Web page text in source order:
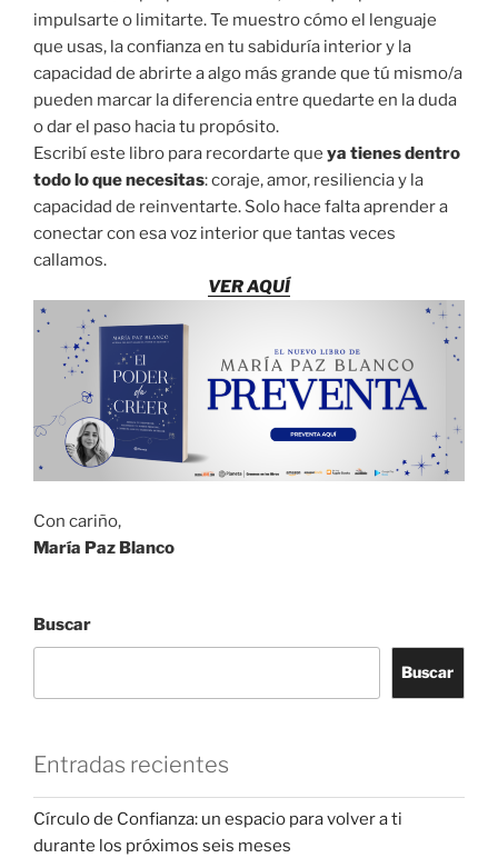
impulsarte o limitarte. Te muestro cómo el lenguaje
que usas, la confianza en tu sabiduría interior y la
capacidad de abrirte a algo más grande que tú mismo/a
pueden marcar la diferencia entre quedarte en la duda
o dar el paso hacia tu propósito.
Escribí este libro para recordarte que ya tienes dentro
todo lo que necesitas: coraje, amor, resiliencia y la
capacidad de reinventarte. Solo hace falta aprender a
conectar con esa voz interior que tantas veces
callamos.
VER AQUÍ
Con cariño,
María Paz Blanco
Buscar
Buscar
Entradas recientes
Círculo de Confianza: un espacio para volver a ti
durante los próximos seis meses